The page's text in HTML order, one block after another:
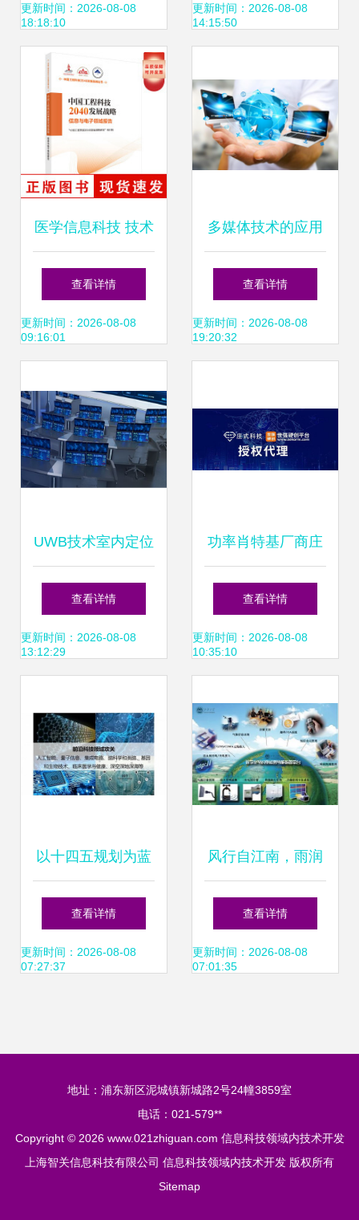
向新之路
更新时间：2026-08-08
18:18:10
科技共探教育创新
更新时间：2026-08-08
14:15:50
医学信息科技 技术
驱动的智慧医疗新
纪元
查看详情
更新时间：2026-08-08
09:16:01
多媒体技术的应用
领域 信息科技领域
的技术开发探索
查看详情
更新时间：2026-08-08
19:20:32
UWB技术室内定位
精准迭代 浩云科技
撬动AR无限可能
查看详情
更新时间：2026-08-08
13:12:29
功率肖特基厂商庄
氏科技授权世强硬
创代理，赋能储能
查看详情
更新时间：2026-08-08
10:35:10
以十四五规划为蓝
图 信息科技领域技
术开发的13个关键
查看详情
更新时间：2026-08-08
07:27:37
风行自江南，雨润
杏坛——江南大
学‘粮草先行’开启校
查看详情
更新时间：2026-08-08
07:01:35
地址：浦东新区泥城镇新城路2号24幢3859室
电话：021-579**
Copyright © 2026 www.021zhiguan.com 信息科技领域内技术开发
上海智关信息科技有限公司 信息科技领域内技术开发 版权所有
Sitemap